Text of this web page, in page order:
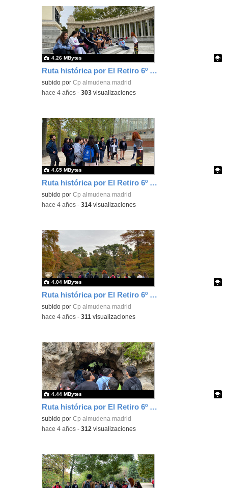
Ruta histórica por El Retiro 6º Ed. Primaria 18
Contenido educativo.
subido porCp almudena madrid
4.26 MBytes
-hace 4 años -303 visualizaciones
Ruta histórica por El Retiro 6º Ed. Primaria 4
Contenido educativo.
subido porCp almudena madrid
4.65 MBytes
-hace 4 años -314 visualizaciones
Ruta histórica por El Retiro 6º Ed. Primaria 5
Contenido educativo.
subido porCp almudena madrid
4.04 MBytes
-hace 4 años -311 visualizaciones
Ruta histórica por El Retiro 6º Ed. Primaria 6
Contenido educativo.
subido porCp almudena madrid
4.44 MBytes
-hace 4 años -312 visualizaciones